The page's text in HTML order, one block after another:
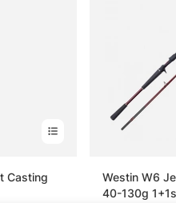
Casting
Westin W6
40-130g